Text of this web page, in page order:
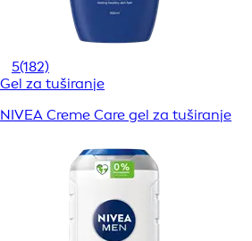
5(182)
Gel za tuširanje
NIVEA Creme Care gel za tuširanje